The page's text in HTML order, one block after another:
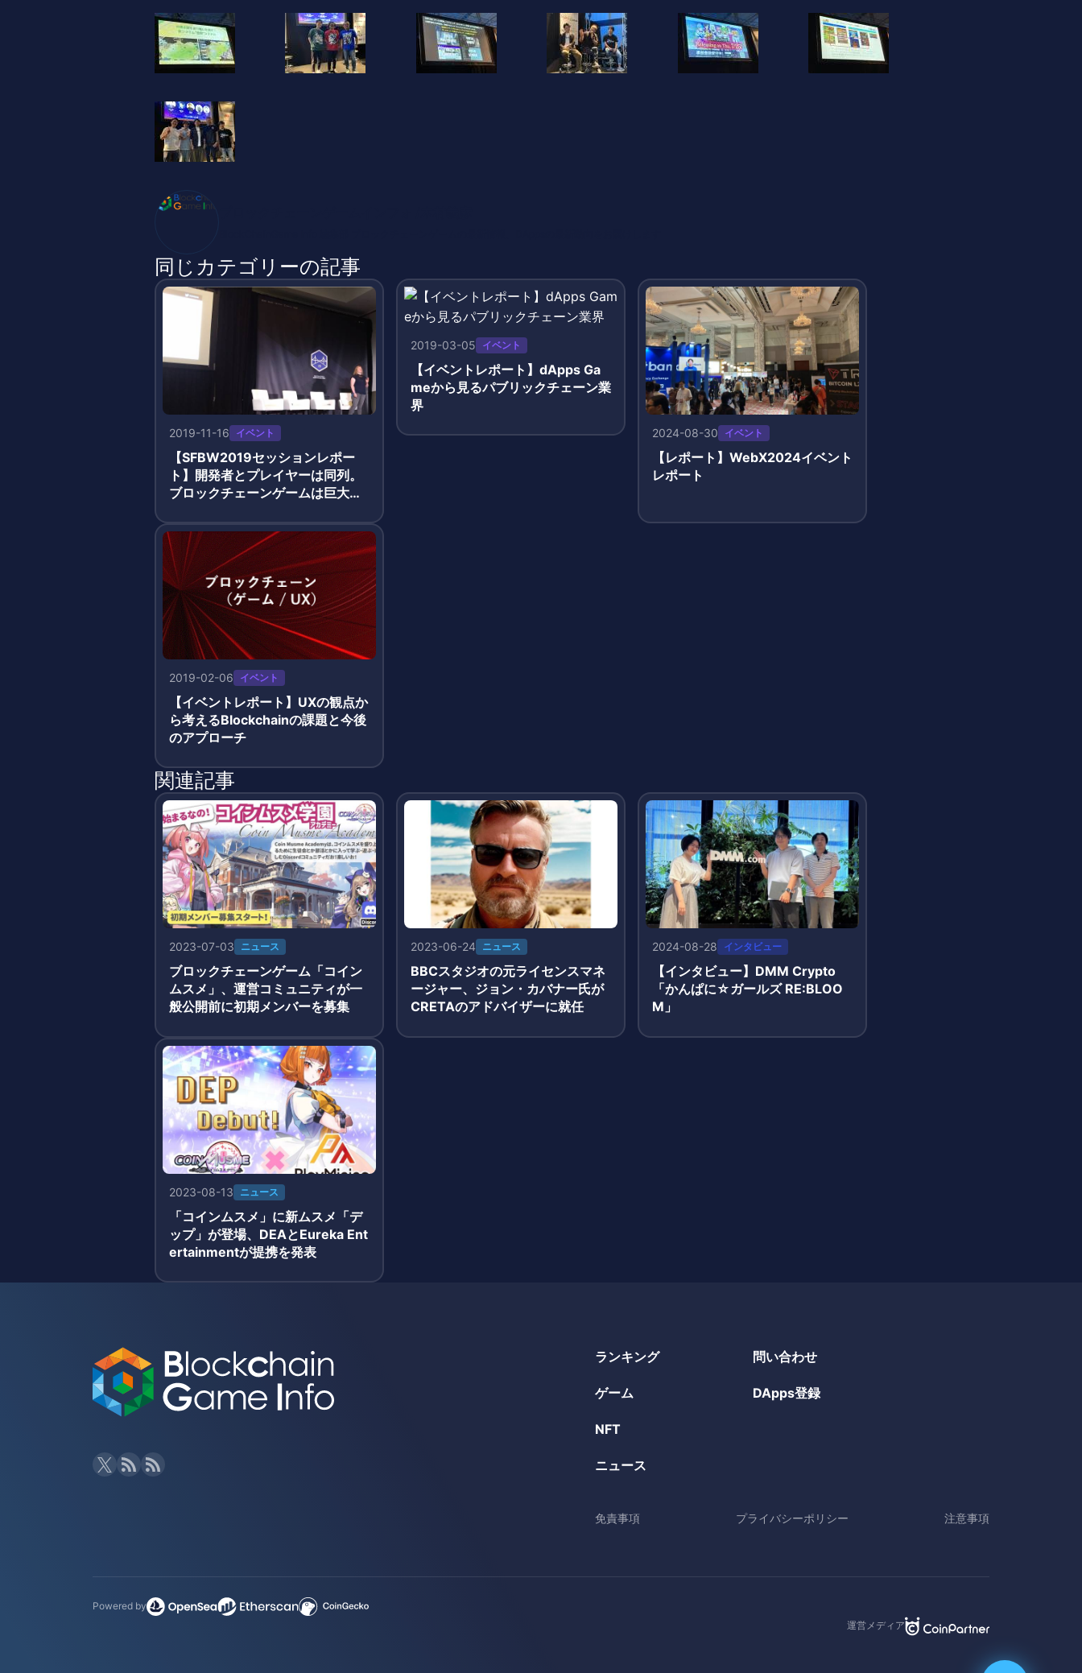
同じカテゴリーの記事
2019-11-16 イベント
【SFBW2019セッションレポー
ト】開発者とプレイヤーは同列。
ブロックチェーンゲームは巨大な
す
2019-03-05 イベント
【イベントレポート】dApps Ga
meから見るパブリックチェーン業
界
2024-08-30 イベント
【レポート】WebX2024イベント
レポート
2019-02-06 イベント
【イベントレポート】UXの観点か
ら考えるBlockchainの課題と今後
のアプローチ
関連記事
2023-07-03 ニュース
ブロックチェーンゲーム「コイン
ムスメ」、運営コミュニティが一
般公開前に初期メンバーを募集
2023-06-24 ニュース
BBCスタジオの元ライセンスマネ
ージャー、ジョン・カバナー氏が
CRETAのアドバイザーに就任
2024-08-28 インタビュー
【インタビュー】DMM Crypto
「かんぱに☆ガールズ RE:BLOO
M」
2023-08-13 ニュース
「コインムスメ」に新ムスメ「デ
ップ」が登場、DEAとEureka Ent
ertainmentが提携を発表
ランキング
ゲーム
NFT
ニュース
問い合わせ
DApps登録
免責事項 プライバシーポリシー 注意事項
Powered by
運営メディア